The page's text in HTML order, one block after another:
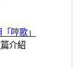
哼歌」
介紹